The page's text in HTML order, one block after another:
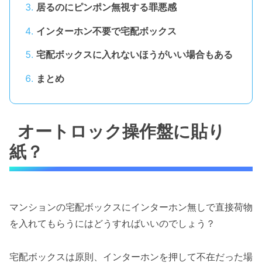
居るのにピンポン無視する罪悪感
インターホン不要で宅配ボックス
宅配ボックスに入れないほうがいい場合もある
まとめ
オートロック操作盤に貼り
紙？
マンションの宅配ボックスにインターホン無しで直接荷物
を入れてもらうにはどうすればいいのでしょう？
宅配ボックスは原則、インターホンを押して不在だった場